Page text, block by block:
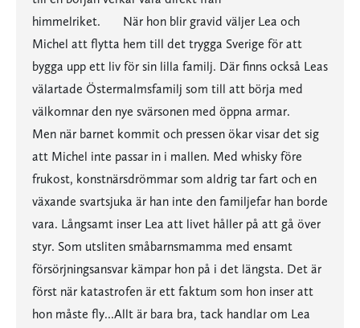
himmelriket. När hon blir gravid väljer Lea och
Michel att flytta hem till det trygga Sverige för att
bygga upp ett liv för sin lilla familj. Där finns också Leas
välartade Östermalmsfamilj som till att börja med
välkomnar den nye svärsonen med öppna armar.
Men när barnet kommit och pressen ökar visar det sig
att Michel inte passar in i mallen. Med whisky före
frukost, konstnärsdrömmar som aldrig tar fart och en
växande svartsjuka är han inte den familjefar han borde
vara. Långsamt inser Lea att livet håller på att gå över
styr. Som utsliten småbarnsmamma med ensamt
försörjningsansvar kämpar hon på i det längsta. Det är
först när katastrofen är ett faktum som hon inser att
hon måste fly...Allt är bara bra, tack handlar om Lea